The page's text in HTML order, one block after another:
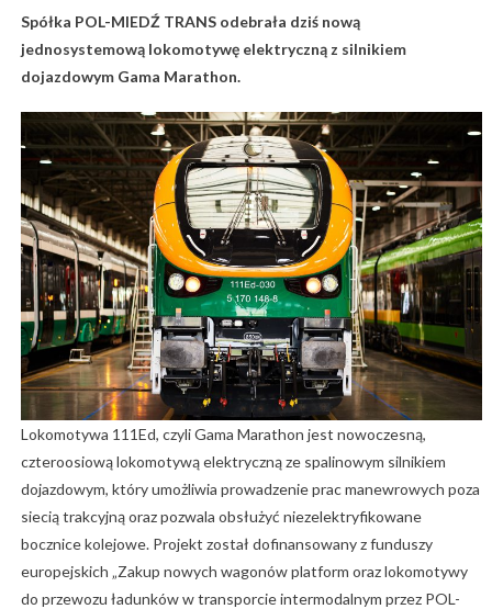
Spółka POL-MIEDŹ TRANS odebrała dziś nową
jednosystemową lokomotywę elektryczną z silnikiem
dojazdowym Gama Marathon.
Lokomotywa 111Ed, czyli Gama Marathon jest nowoczesną,
czteroosiową lokomotywą elektryczną ze spalinowym silnikiem
dojazdowym, który umożliwia prowadzenie prac manewrowych poza
siecią trakcyjną oraz pozwala obsłużyć niezelektryfikowane
bocznice kolejowe. Projekt został dofinansowany z funduszy
europejskich „Zakup nowych wagonów platform oraz lokomotywy
do przewozu ładunków w transporcie intermodalnym przez POL-